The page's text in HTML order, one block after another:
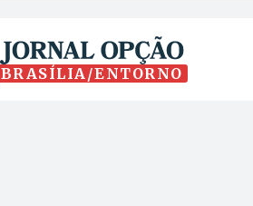
BRASÍLIA/ENTORNO